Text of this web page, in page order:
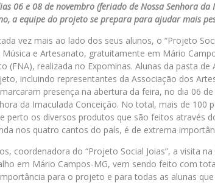
06 e 08 de novembro (feriado de Nossa Senhora
a equipe do projeto se prepara para ajudar mais
vez mais ao lado dos seus alunos, o “Projeto
e Artesanato, gratuitamente em Mário
(FNA), realizada no Expominas. Alunas da pasta
incluindo representantes da Associação dos
marcaram presença na abertura da feira, no dia 06
da Imaculada Conceição. No total, mais de 100
perto os diversos produtos que são feitos através
nos quatro cantos do país, é de extrema
coordenadora do “Projeto Social Joias”, a visita
em Mário Campos-MG, vem sendo feito com
para o projeto e para todas as alunas